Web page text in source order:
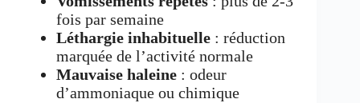
fois par semaine
Léthargie inhabituelle : réduction
marquée de l’activité normale
Mauvaise haleine : odeur
d’ammoniaque ou chimique